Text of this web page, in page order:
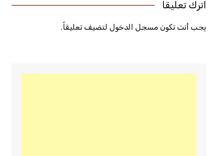
اترك تعليقاً
يجب أنت تكون مسجل الدخوللتضيف تعليقاً.